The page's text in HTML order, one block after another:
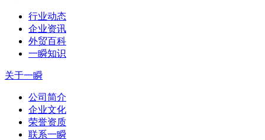
行业动态
企业资讯
外贸百科
一瞬知识
关于一瞬
公司简介
企业文化
荣誉资质
联系一瞬